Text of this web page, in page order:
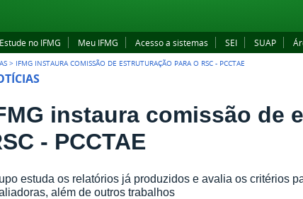
Estude no IFMG Meu IFMG Acesso a sistemas SEI SUAP
> IFMG INSTAURA COMISSÃO DE ESTRUTURAÇÃO PARA O RSC - PCCTAE
instaura comissão de
- PCCTAE
estuda os relatórios já produzidos e avalia os critérios
além de outros trabalhos